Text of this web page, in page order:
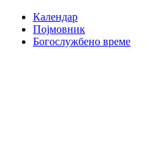
Календар
Појмовник
Богослужбено време